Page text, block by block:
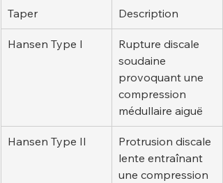
Taper Description
Hansen Type I
Rupture discale
soudaine
provoquant une
compression
médullaire aiguë
Hansen Type II
Protrusion discale
lente entraînant
une compression